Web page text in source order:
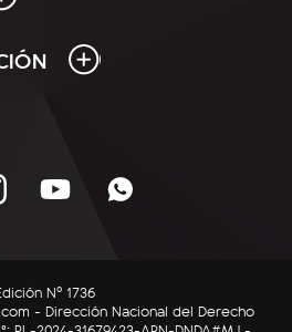
Nº 1736
- Dirección Nacional del Derecho